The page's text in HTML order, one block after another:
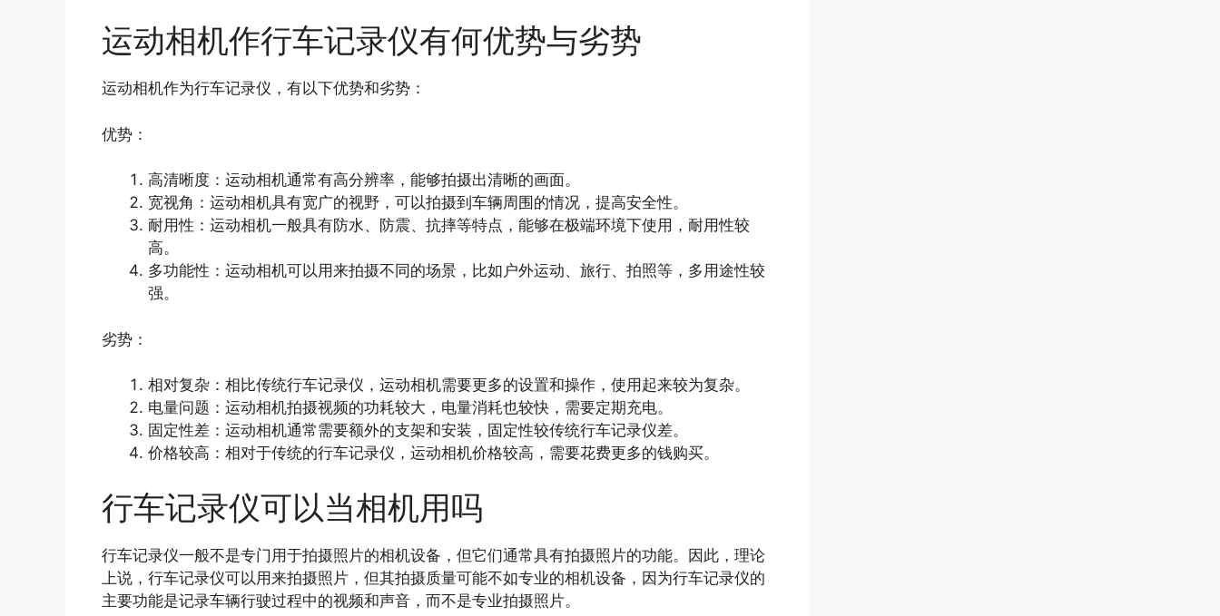
运动相机作行车记录仪有何优势与劣势
运动相机作为行车记录仪，有以下优势和劣势：
优势：
高清晰度：运动相机通常有高分辨率，能够拍摄出清晰的画面。
宽视角：运动相机具有宽广的视野，可以拍摄到车辆周围的情况，提高安全性。
耐用性：运动相机一般具有防水、防震、抗摔等特点，能够在极端环境下使用，耐用性较
高。
多功能性：运动相机可以用来拍摄不同的场景，比如户外运动、旅行、拍照等，多用途性较
强。
劣势：
相对复杂：相比传统行车记录仪，运动相机需要更多的设置和操作，使用起来较为复杂。
电量问题：运动相机拍摄视频的功耗较大，电量消耗也较快，需要定期充电。
固定性差：运动相机通常需要额外的支架和安装，固定性较传统行车记录仪差。
价格较高：相对于传统的行车记录仪，运动相机价格较高，需要花费更多的钱购买。
行车记录仪可以当相机用吗
行车记录仪一般不是专门用于拍摄照片的相机设备，但它们通常具有拍摄照片的功能。因此，理论
上说，行车记录仪可以用来拍摄照片，但其拍摄质量可能不如专业的相机设备，因为行车记录仪的
主要功能是记录车辆行驶过程中的视频和声音，而不是专业拍摄照片。